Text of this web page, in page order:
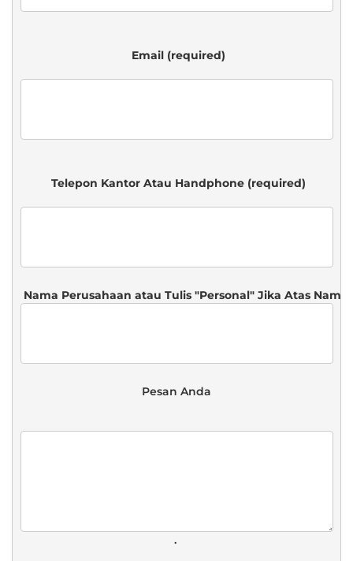
Email (required)
Telepon Kantor Atau Handphone (required)
Pesan Anda
.